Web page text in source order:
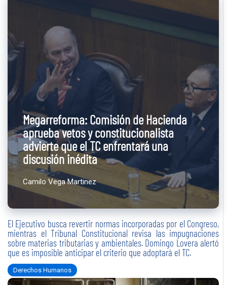
Megarreforma: Comisión de Hacienda
aprueba vetos y constitucionalista
advierte que el TC enfrentará una
discusión inédita
Camilo Vega Martinez
El Ejecutivo busca revertir normas incorporadas por el Congreso,
mientras el Tribunal Constitucional revisa las impugnaciones
sobre materias tributarias y ambientales. Domingo Lovera alertó
que es imposible anticipar el criterio que adoptará el TC.
Derechos Humanos